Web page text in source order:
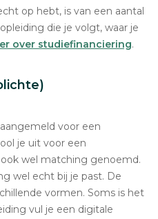
op hebt, is van een aantal
die je volgt, waar je
over studiefinanciering.
voor een
je uit voor een
wel matching genoemd.
wel echt bij je past. De
vormen. Soms is het
vul je een digitale